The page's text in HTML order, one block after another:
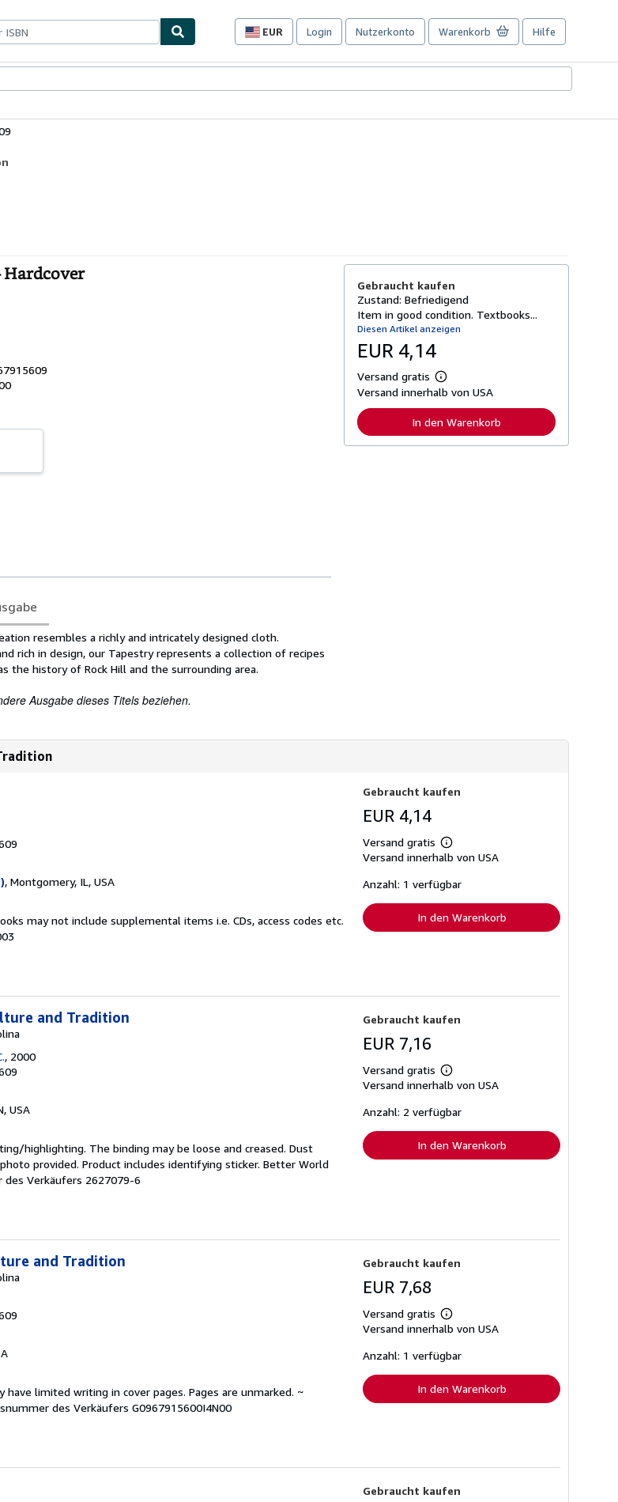
EUR
Seite
Einkaufseinstellungen.
Login Nutzerkonto Warenkorb Hilfe
Hardcover
resembles a richly and intricately designed cloth.
rich in design, our Tapestry represents a collection of recipes
the history of Rock Hill and the surrounding area.
Ausgabe dieses Titels beziehen.
Gebraucht kaufen
Zustand: Befriedigend
Item in good condition. Textbooks...
Diesen Artikel anzeigen
EUR 4,14
Versand gratis
W
e
e
o
Versand innerhalb von USA
In den Warenkorb
, Montgomery, IL, USA
may not include supplemental items i.e. CDs, access codes etc.
Gebraucht kaufen
EUR 4,14
Versand gratis
Weitere
Informationen
Versandkosten
Versand innerhalb von USA
Anzahl: 1 verfügbar
In den Warenkorb
and Tradition
, 2000
USA
highlighting. The binding may be loose and creased. Dust
provided. Product includes identifying sticker. Better World
des Verkäufers 2627079-6
Gebraucht kaufen
EUR 7,16
Versand gratis
Weitere
Informationen
Versandkosten
Versand innerhalb von USA
Anzahl: 2 verfügbar
In den Warenkorb
and Tradition
have limited writing in cover pages. Pages are unmarked. ~
des Verkäufers G0967915600I4N00
Gebraucht kaufen
EUR 7,68
Versand gratis
Weitere
Informationen
Versandkosten
Versand innerhalb von USA
Anzahl: 1 verfügbar
In den Warenkorb
Gebraucht kaufen